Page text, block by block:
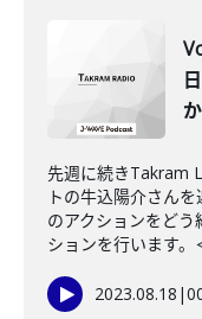
か
先週に続きTakram
トの牛込陽介さん
のアクションをど
ションを行います。
2023.08.18 |